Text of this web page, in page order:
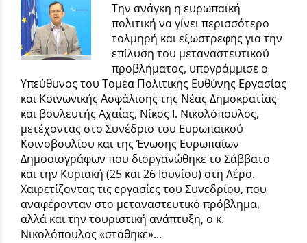
Την ανάγκη η ευρωπαϊκή
πολιτική να γίνει περισσότερο
τολμηρή και εξωστρεφής για την
επίλυση του μεταναστευτικού
προβλήματος, υπογράμμισε ο
Υπεύθυνος του Τομέα Πολιτικής Ευθύνης Εργασίας
και Κοινωνικής Ασφάλισης της Νέας Δημοκρατίας
και βουλευτής Αχαΐας, Νίκος Ι. Νικολόπουλος,
μετέχοντας στο Συνέδριο του Ευρωπαϊκού
Κοινοβουλίου και της Ένωσης Ευρωπαίων
Δημοσιογράφων που διοργανώθηκε το Σάββατο
και την Κυριακή (25 και 26 Ιουνίου) στη Λέρο.
Χαιρετίζοντας τις εργασίες του Συνεδρίου, που
αναφέρονταν στο μεταναστευτικό πρόβλημα,
αλλά και την τουριστική ανάπτυξη, ο κ.
Νικολόπουλος «στάθηκε»...